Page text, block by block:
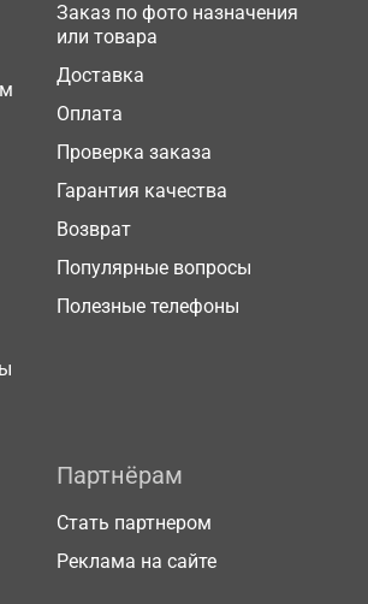
Заказ по фото назначения
или товара
Доставка
Оплата
Проверка заказа
Гарантия качества
Возврат
Популярные вопросы
Полезные телефоны
Партнёрам
Стать партнером
Реклама на сайте